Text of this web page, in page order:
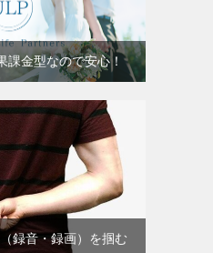
課金型なので安心！
録音・録画）を掴む